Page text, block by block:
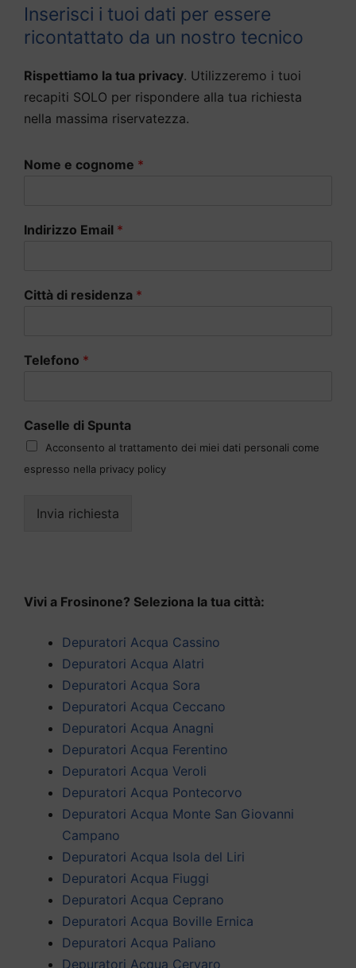
Inserisci i tuoi dati per essere
ricontattato da un nostro tecnico
Rispettiamo la tua privacy. Utilizzeremo i tuoi
recapiti SOLO per rispondere alla tua richiesta
nella massima riservatezza.
Nome e cognome *
Indirizzo Email *
Città di residenza *
Telefono *
Caselle di Spunta
Acconsento al trattamento dei miei dati personali come
espresso nella privacy policy
Invia richiesta
Vivi a Frosinone? Seleziona la tua città:
Depuratori Acqua Cassino
Depuratori Acqua Alatri
Depuratori Acqua Sora
Depuratori Acqua Ceccano
Depuratori Acqua Anagni
Depuratori Acqua Ferentino
Depuratori Acqua Veroli
Depuratori Acqua Pontecorvo
Depuratori Acqua Monte San Giovanni
Campano
Depuratori Acqua Isola del Liri
Depuratori Acqua Fiuggi
Depuratori Acqua Ceprano
Depuratori Acqua Boville Ernica
Depuratori Acqua Paliano
Depuratori Acqua Cervaro